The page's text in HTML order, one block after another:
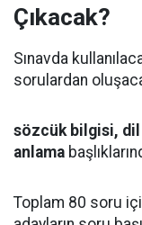
Çıkacak?
Sınavda
sorulardan
sözcük bilgisi,
anlama
Toplam 80 soru